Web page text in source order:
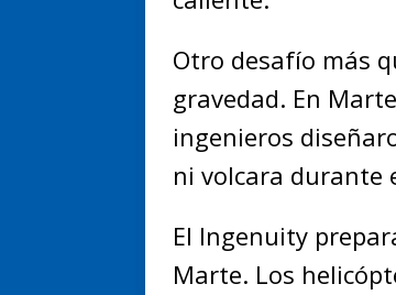
Otro desafío más
gravedad. En
ingenieros
ni volcara durante
El Ingenuity
Marte. Los